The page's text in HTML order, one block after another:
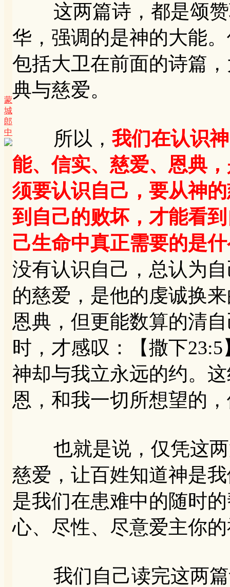
蒙
城
郎
中
这两篇诗，都是颂赞
华，强调的是神的大能
包括大卫在前面的诗篇
典与慈爱。
所以， 我们在认识
能、信实、慈爱、恩典
须要认识自己，要从神
到自己的败坏，才能看
己生命中真正需要的是
没有认识自己，总认为
的慈爱，是他的虔诚换
恩典，但更能数算的清
时，才感叹：【撒下
神却与我立永远的约。
恩，和我一切所想望的
也就是说，仅凭这两
慈爱，让百姓知道神是
是我们在患难中的随时
心、尽性、尽意爱主你
我们自己读完这两篇